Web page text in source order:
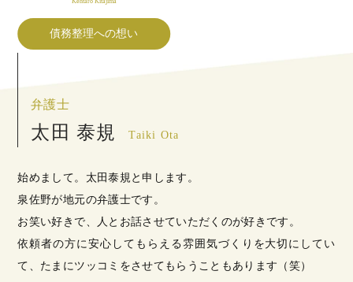
債務整理への想い
弁護士
太田 泰規 Taiki Ota
始めまして。太田泰規と申します。
泉佐野が地元の弁護士です。
お笑い好きで、人とお話させていただくのが好きです。
依頼者の方に安心してもらえる雰囲気づくりを大切にしてい
て、たまにツッコミをさせてもらうこともあります（笑）